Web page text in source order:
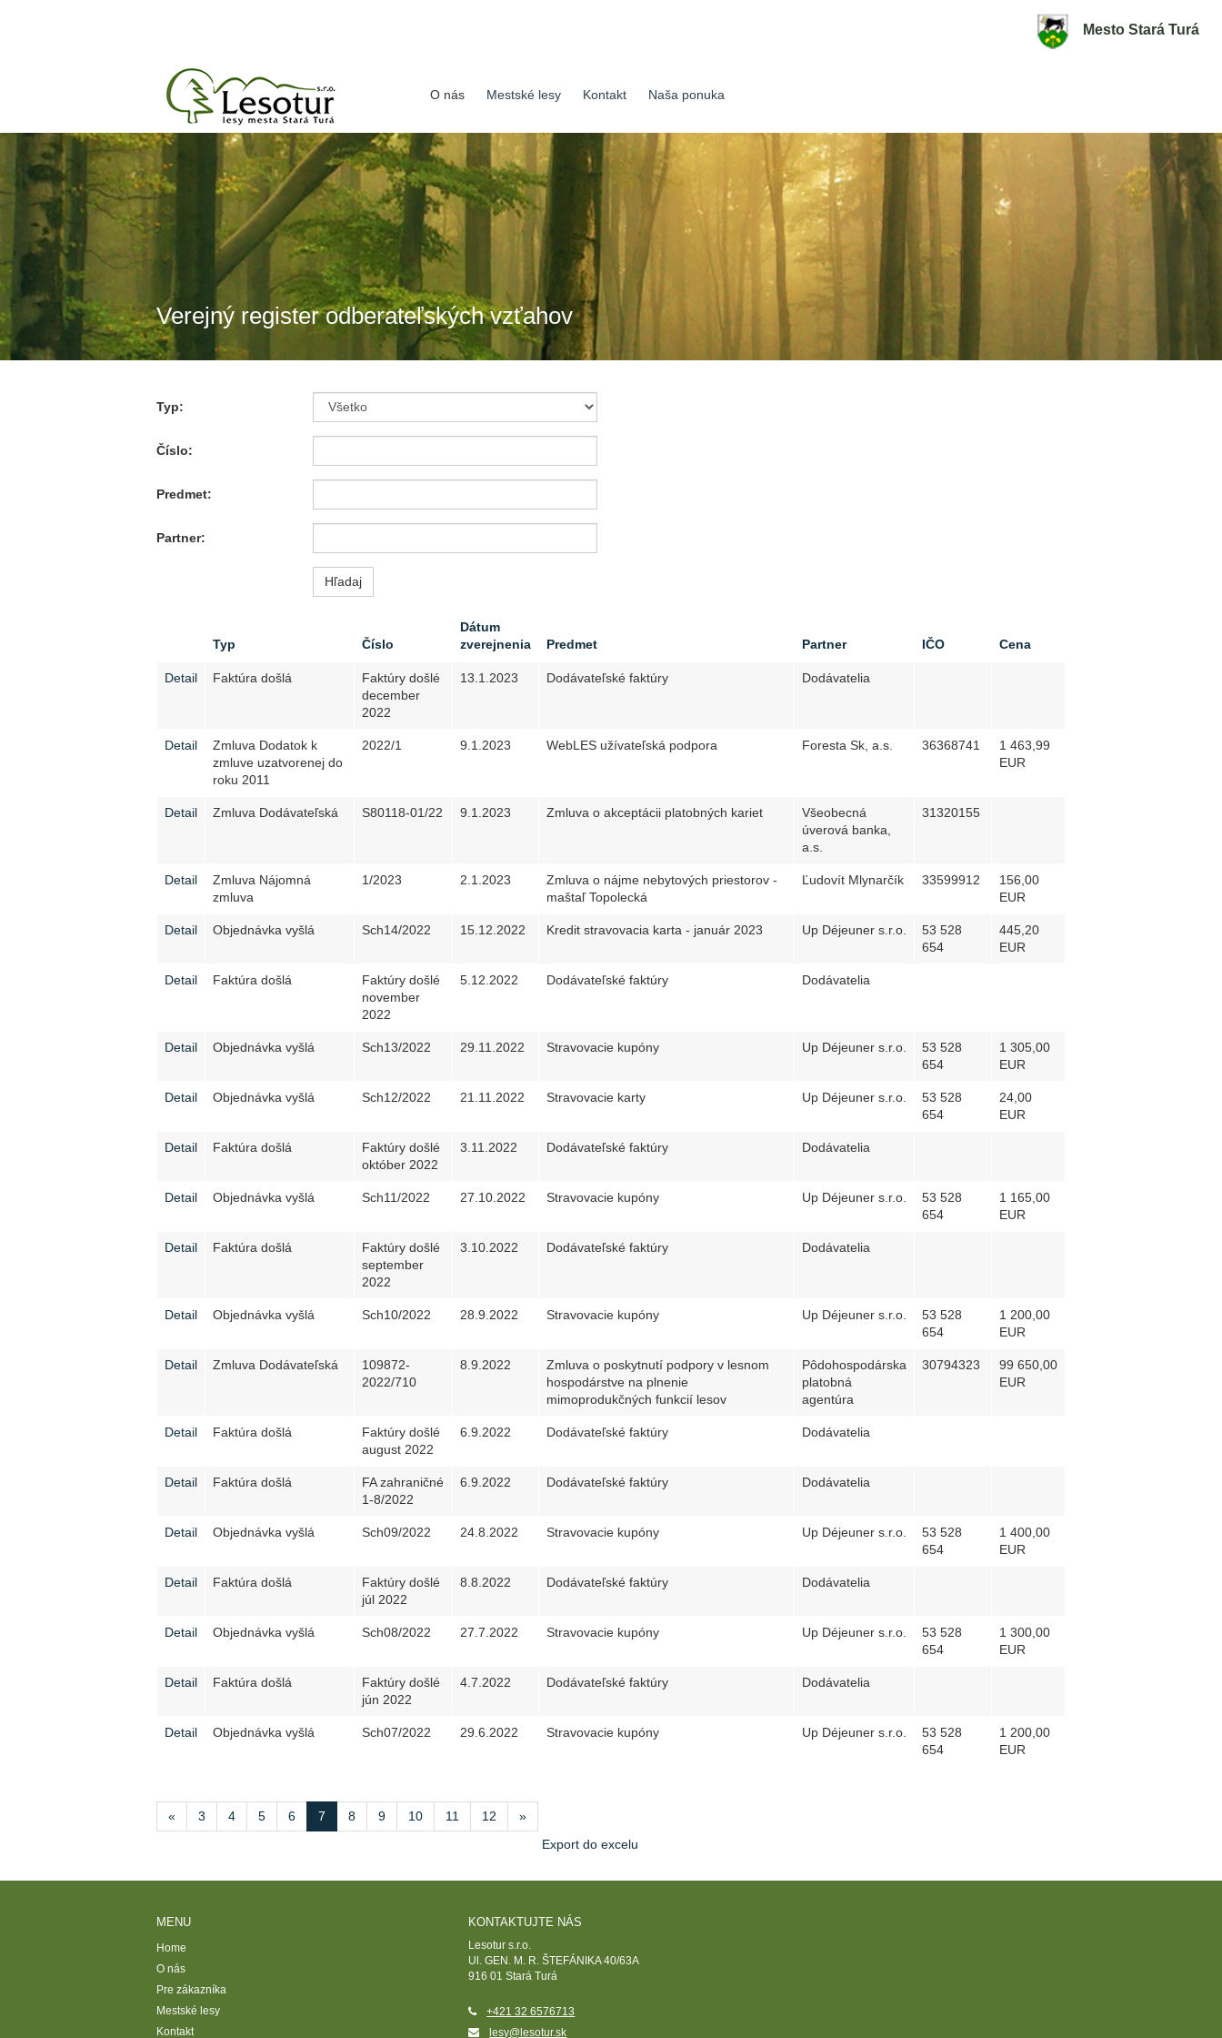
Mesto Stará Turá
O nás Mestské lesy Kontakt Naša ponuka
Verejný register odberateľských vzťahov
Typ:
Číslo:
Predmet:
Partner:
Typ Číslo
Dátum
zverejnenia
Predmet Partner IČO Cena
Detail Faktúra došlá
Faktúry došlé
december
2022
13.1.2023 Dodávateľské faktúry Dodávatelia
Detail
Zmluva Dodatok k
zmluve uzatvorenej do
roku 2011
2022/1 9.1.2023 WebLES užívateľská podpora Foresta Sk, a.s. 36368741
1 463,99
EUR
Detail Zmluva Dodávateľská S80118-01/22 9.1.2023 Zmluva o akceptácii platobných kariet
Všeobecná
úverová banka,
a.s.
31320155
Detail
Zmluva Nájomná
zmluva
1/2023 2.1.2023
Zmluva o nájme nebytových priestorov -
maštaľ Topolecká
Ľudovít Mlynarčík 33599912
156,00
EUR
Detail Objednávka vyšlá Sch14/2022 15.12.2022 Kredit stravovacia karta - január 2023 Up Déjeuner s.r.o.
53 528
654
445,20
EUR
Detail Faktúra došlá
Faktúry došlé
november
2022
5.12.2022 Dodávateľské faktúry Dodávatelia
Detail Objednávka vyšlá Sch13/2022 29.11.2022 Stravovacie kupóny Up Déjeuner s.r.o.
53 528
654
1 305,00
EUR
Detail Objednávka vyšlá Sch12/2022 21.11.2022 Stravovacie karty Up Déjeuner s.r.o.
53 528
654
24,00
EUR
Detail Faktúra došlá
Faktúry došlé
október 2022
3.11.2022 Dodávateľské faktúry Dodávatelia
Detail Objednávka vyšlá Sch11/2022 27.10.2022 Stravovacie kupóny Up Déjeuner s.r.o.
53 528
654
1 165,00
EUR
Detail Faktúra došlá
Faktúry došlé
september
2022
3.10.2022 Dodávateľské faktúry Dodávatelia
Detail Objednávka vyšlá Sch10/2022 28.9.2022 Stravovacie kupóny Up Déjeuner s.r.o.
53 528
654
1 200,00
EUR
Detail Zmluva Dodávateľská
109872-
2022/710
8.9.2022
Zmluva o poskytnutí podpory v lesnom
hospodárstve na plnenie
mimoprodukčných funkcií lesov
Pôdohospodárska
platobná
agentúra
30794323
99 650,00
EUR
Detail Faktúra došlá
Faktúry došlé
august 2022
6.9.2022 Dodávateľské faktúry Dodávatelia
Detail Faktúra došlá
FA zahraničné
1-8/2022
6.9.2022 Dodávateľské faktúry Dodávatelia
Detail Objednávka vyšlá Sch09/2022 24.8.2022 Stravovacie kupóny Up Déjeuner s.r.o.
53 528
654
1 400,00
EUR
Detail Faktúra došlá
Faktúry došlé
júl 2022
8.8.2022 Dodávateľské faktúry Dodávatelia
Detail Objednávka vyšlá Sch08/2022 27.7.2022 Stravovacie kupóny Up Déjeuner s.r.o.
53 528
654
1 300,00
EUR
Detail Faktúra došlá
Faktúry došlé
jún 2022
4.7.2022 Dodávateľské faktúry Dodávatelia
Detail Objednávka vyšlá Sch07/2022 29.6.2022 Stravovacie kupóny Up Déjeuner s.r.o.
53 528
654
1 200,00
EUR
« 3 4 5 6 7 8 9 10 11 12 »
Export do excelu
MENU
Home
O nás
Pre zákazníka
Mestské lesy
Kontakt
KONTAKTUJTE NÁS
Lesotur s.r.o.
Ul. GEN. M. R. ŠTEFÁNIKA 40/63A
916 01 Stará Turá
+421 32 6576713
lesy@lesotur.sk